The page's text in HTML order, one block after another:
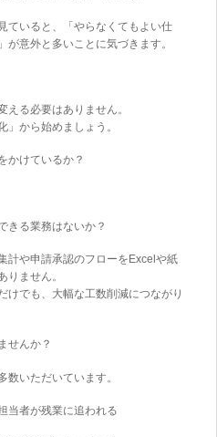
ていると、「やらなくてもよい仕
が意外と多いことに気づきます。
える必要はありません。
」から始めましょう。
かけているか？
きる業務はないか？
計や申請承認のフローをExcelや紙
りません。
けでも、大幅な工数削減につながり
せんか？
数いただいています。
当者が残業に追われる